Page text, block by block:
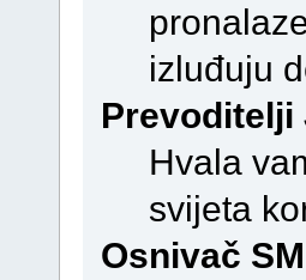
izluđuju
Prevoditelji
Hvala
svijeta
Osnivač